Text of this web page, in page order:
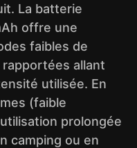
La batterie
offre une
faibles de
rapportées allant
utilisée. En
(faible
prolongée
camping ou en